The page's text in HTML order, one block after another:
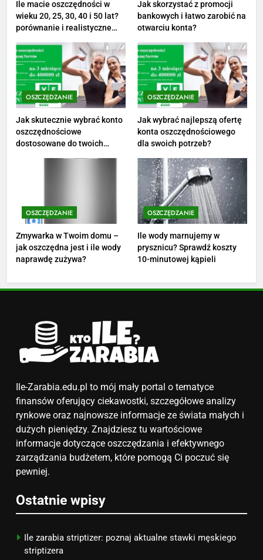
2
Ile zarabia psycholog szkolny:
poznaj średnie zarobki na tym
stanowisku
ZAROBKI
3
Ile zarabia florysta — średnie
zarobki, dodatki i sposoby na
podwyżkę
ZAROBKI
Ile zarabia nauczyciel
matematyki: średnie zarobki,
dodatki i perspektywy
ZAROBKI
5
średnie zarobki na tym
Akcje charytatywne w szkole:
pomysły i przykłady, które
ZAROBKI
7
Jak przygotować się finansowo
na narodziny dziecka: ile to
kosztuje i jak zaplanować
PORADY
Netflix tagger — czym jest,
PRACA
Ile macie oszczędności w
wieku 20, 25, 30, 40 i 50 lat?
porównanie i realistyczne
Jak skorzystać z promocji
bankowych i łatwo zarobić na
otwarciu konta?
OSZCZĘDZANIE
Jak skutecznie wybrać konto
oszczędnościowe
dostosowane do twoich
OSZCZĘDZANIE
Jak wybrać najlepszą ofertę
konta oszczędnościowego
dla swoich potrzeb?
OSZCZĘDZANIE
Zmywarka w Twoim domu –
jak oszczędna jest i ile wody
naprawdę zużywa?
OSZCZĘDZANIE
Ile wody marnujemy w
prysznicu? Sprawdź koszty
10-minutowej kąpieli
Ile-Zarabia.edu.pl to mój mały portal o tematyce
finansów oferujący ciekawostki, szczegółowe analizy
rynkowe oraz najnowsze informacje ze świata małych i
dużych pieniędzy. Znajdziesz tu wartościowe
informacje dotyczące oszczędzania i efektywnego
zarządzania budżetem, które pomogą Ci poczuć się
pewniej.
Ostatnie wpisy
Ile zarabia striptizer: poznaj aktualne stawki męskiego
striptizera